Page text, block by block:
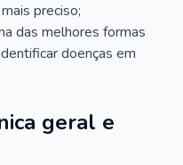
preciso;
das melhores formas
doenças em
geral e